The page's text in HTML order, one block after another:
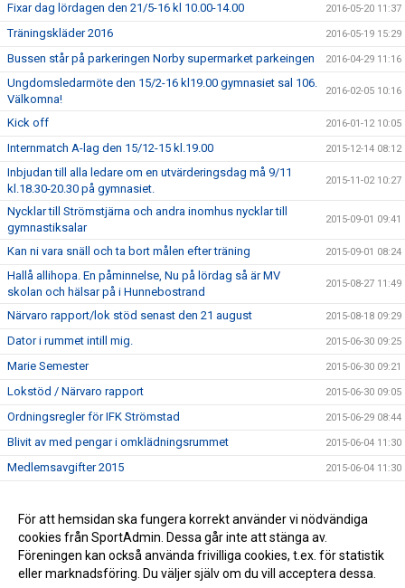
Fixar dag lördagen den 21/5-16 kl 10.00-14.00 2016-05-20 11:37
Träningskläder 2016 2016-05-19 15:29
Bussen står på parkeringen Norby supermarket parkeingen 2016-04-29 11:16
Ungdomsledarmöte den 15/2-16 kl19.00 gymnasiet sal 106.
Välkomna!
2016-02-05 10:16
Kick off 2016-01-12 10:05
Internmatch A-lag den 15/12-15 kl.19.00 2015-12-14 08:12
Inbjudan till alla ledare om en utvärderingsdag må 9/11
kl.18.30-20.30 på gymnasiet.
2015-11-02 10:27
Nycklar till Strömstjärna och andra inomhus nycklar till
gymnastiksalar
2015-09-01 09:41
Kan ni vara snäll och ta bort målen efter träning 2015-09-01 08:24
Hallå allihopa. En påminnelse, Nu på lördag så är MV
skolan och hälsar på i Hunnebostrand
2015-08-27 11:49
Närvaro rapport/lok stöd senast den 21 august 2015-08-18 09:29
Dator i rummet intill mig. 2015-06-30 09:25
Marie Semester 2015-06-30 09:21
Lokstöd / Närvaro rapport 2015-06-30 09:05
Ordningsregler för IFK Strömstad 2015-06-29 08:44
Blivit av med pengar i omklädningsrummet 2015-06-04 11:30
Medlemsavgifter 2015 2015-06-04 11:30
Inhyrda lag den 30 maj 2015-05-27 09:29
Fotboll 2000 - 26:de maj 2015-05-26 10:00
För att hemsidan ska fungera korrekt använder vi nödvändiga
cookies från SportAdmin. Dessa går inte att stänga av.
Föreningen kan också använda frivilliga cookies, t.ex. för statistik
eller marknadsföring. Du väljer själv om du vill acceptera dessa.